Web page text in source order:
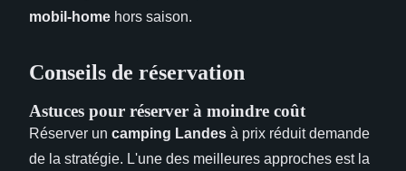
mobil-home hors saison.
Conseils de réservation
Astuces pour réserver à moindre coût
Réserver un camping Landes à prix réduit demande
de la stratégie. L'une des meilleures approches est la